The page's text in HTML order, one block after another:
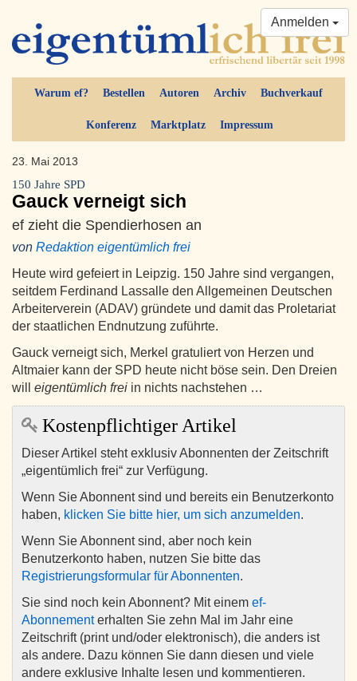
Warum ef? Bestellen Autoren Archiv Buchverkauf
Konferenz Marktplatz Impressum
Anmelden
23. Mai 2013
150 Jahre SPD
Gauck verneigt sich
ef zieht die Spendierhosen an
von Redaktion eigentümlich frei
Heute wird gefeiert in Leipzig. 150 Jahre sind vergangen,
seitdem Ferdinand Lassalle den Allgemeinen Deutschen
Arbeiterverein (ADAV) gründete und damit das Proletariat
der staatlichen Endnutzung zuführte.
Gauck verneigt sich, Merkel gratuliert von Herzen und
Altmaier kann der SPD heute nicht böse sein. Den Dreien
will eigentümlich frei in nichts nachstehen …
Kostenpflichtiger Artikel
Dieser Artikel steht exklusiv Abonnenten der Zeitschrift
„eigentümlich frei“ zur Verfügung.
Wenn Sie Abonnent sind und bereits ein Benutzerkonto
haben, klicken Sie bitte hier, um sich anzumelden.
Wenn Sie Abonnent sind, aber noch kein
Benutzerkonto haben, nutzen Sie bitte das
Registrierungsformular für Abonnenten.
Sie sind noch kein Abonnent? Mit einem ef-
Abonnementerhalten Sie zehn Mal im Jahr eine
Zeitschrift (print und/oder elektronisch), die anders ist
als andere. Dazu können Sie dann diesen und viele
andere exklusive Inhalte lesen und kommentieren.